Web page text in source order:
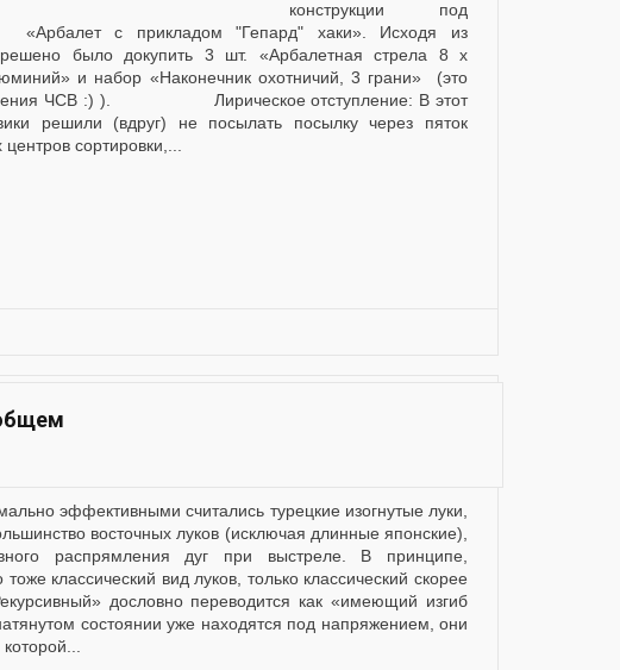
конструкции под
«Арбалет с прикладом "Гепард" хаки». Исходя из
было докупить 3 шт. «Арбалетная стрела 8 х
и набор «Наконечник охотничий, 3 грани» (это
ЧСВ :) ). Лирическое отступление: В этот
решили (вдруг) не посылать посылку через пяток
центров сортировки,...
восточных луков (исключая длинные японские),
распрямления дуг при выстреле. В принципе,
классический вид луков, только классический скорее
дословно переводится как «имеющий изгиб
состоянии уже находятся под напряжением, они